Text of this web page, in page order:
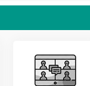
شامل آزمون های مرآت،